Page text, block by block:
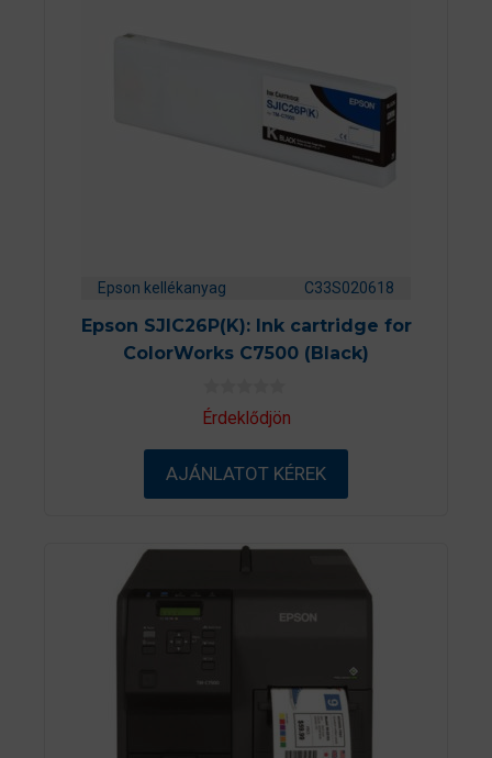
Epson kellékanyag C33S020618
Epson SJIC26P(K): Ink cartridge for
ColorWorks C7500 (Black)
0
a
-
ő
Érdeklődjön
AJÁNLATOT KÉREK